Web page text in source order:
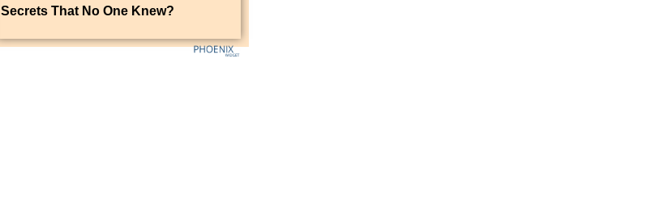
Secrets That No One Knew?